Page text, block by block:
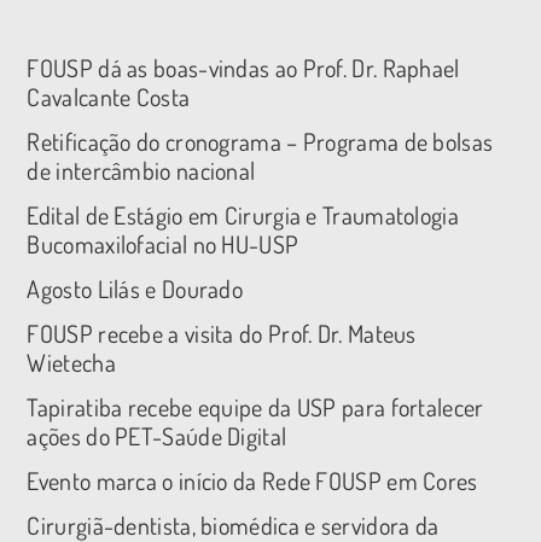
FOUSP dá as boas-vindas ao Prof. Dr. Raphael
Cavalcante Costa
Retificação do cronograma – Programa de bolsas
de intercâmbio nacional
Edital de Estágio em Cirurgia e Traumatologia
Bucomaxilofacial no HU-USP
Agosto Lilás e Dourado
FOUSP recebe a visita do Prof. Dr. Mateus
Wietecha
Tapiratiba recebe equipe da USP para fortalecer
ações do PET-Saúde Digital
Evento marca o início da Rede FOUSP em Cores
Cirurgiã-dentista, biomédica e servidora da